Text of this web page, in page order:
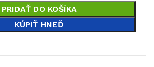
PRIDAŤ DO KOŠÍKA
KÚPIŤ HNEĎ